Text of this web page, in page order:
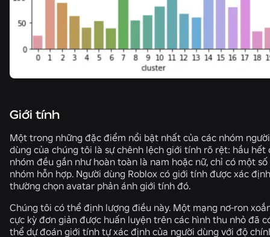
Giới tính
Một trong những đặc điểm nổi bật nhất của các nhóm người
dùng của chúng tôi là sự chênh lệch giới tính rõ rệt: hầu hết
nhóm đều gần như hoàn toàn là nam hoặc nữ, chỉ có một
nhóm hỗn hợp. Người dùng Roblox có giới tính được xác định
thường chọn avatar phản ánh giới tính đó.
Chúng tôi có thể định lượng điều này. Một mạng nơ-ron
cực kỳ đơn giản được huấn luyện trên các hình thu nhỏ đã
thể dự đoán giới tính tự xác định của người dùng với độ